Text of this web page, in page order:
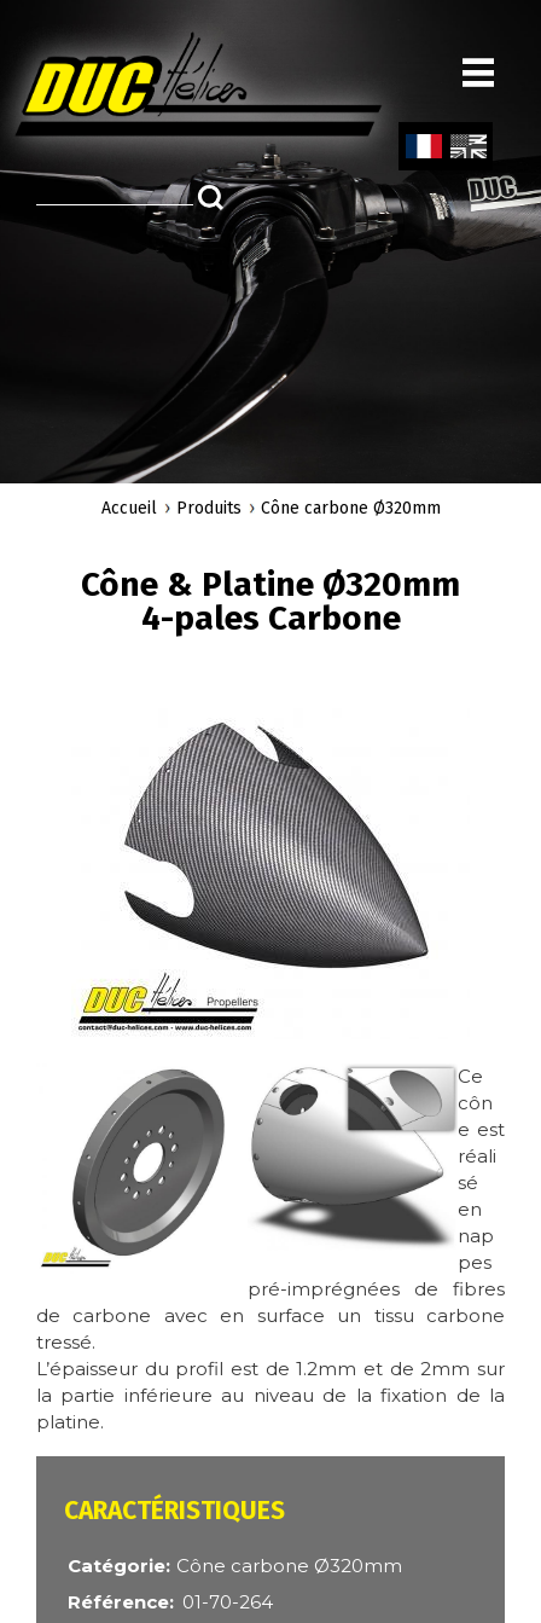
principal
ch
Engl
D'ARIANE
Accueil Produits Cône carbone Ø320mm
Cône & Platine Ø320mm
4-pales Carbone
Image
Ce
côn
e est
réali
sé
en
nap
pes
pré-imprégnées de fibres
de carbone avec en surface un tissu carbone
tressé.
L’épaisseur du profil est de 1.2mm et de 2mm sur
la partie inférieure au niveau de la fixation de la
platine.
CARACTÉRISTIQUES
Catégorie Cône carbone Ø320mm
Référence
01-70-264